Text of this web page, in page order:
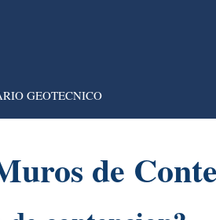
GEOTECNICO
de